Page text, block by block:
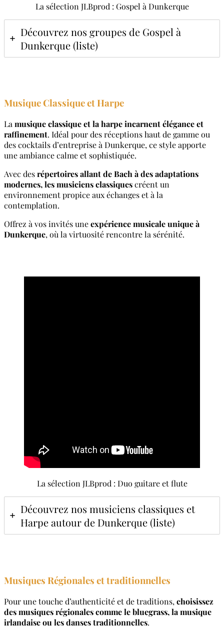
La sélection JLBprod : Gospel à Dunkerque
Découvrez nos groupes de Gospel à
Dunkerque (liste)
Musique Classique et Harpe
La musique classique et la harpe incarnent élégance et
raffinement. Idéal pour des réceptions haut de gamme ou
des cocktails d’entreprise à Dunkerque, ce style apporte
une ambiance calme et sophistiquée.
Avec desrépertoires allant de Bach à des adaptations
modernes, les musiciens classiquescréent un
environnement propice aux échanges et à la
contemplation.
Offrez à vos invités uneexpérience musicale unique à
Dunkerque, où la virtuosité rencontre la sérénité.
La sélection JLBprod : Duo guitare et flute
Découvrez nos musiciens classiques et
Harpe autour de Dunkerque (liste)
Musiques Régionales et traditionnelles
Pour une touche d’authenticité et de traditions, choisissez
des musiques régionales comme le bluegrass, la musique
irlandaise ou les danses traditionnelles.